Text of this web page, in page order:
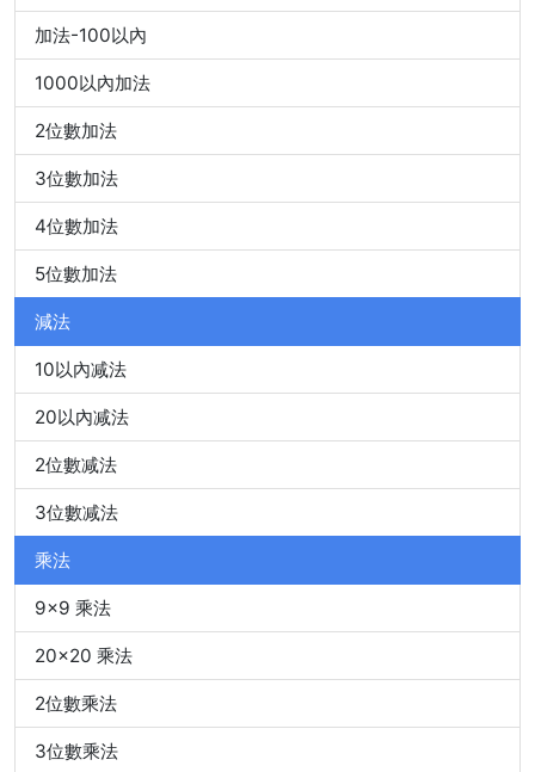
加法-100以內
1000以內加法
2位數加法
3位數加法
4位數加法
5位數加法
減法
10以內减法
20以內减法
2位數减法
3位數减法
乘法
9x9 乘法
20x20 乘法
2位數乘法
3位數乘法